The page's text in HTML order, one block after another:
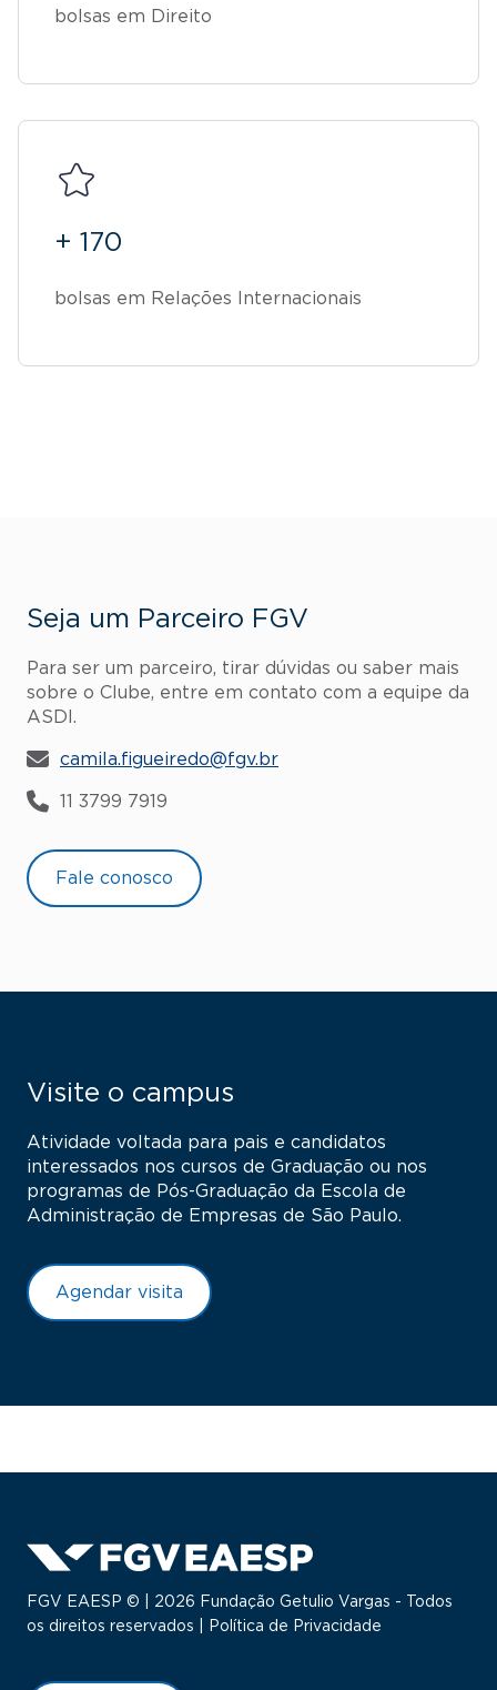
bolsas em Direito
+ 170
bolsas em Relações Internacionais
Seja um Parceiro FGV
Para ser um parceiro, tirar dúvidas ou saber mais
sobre o Clube, entre em contato com a equipe da
ASDI.
camila.figueiredo@fgv.br
11 3799 7919
Fale conosco
Visite o campus
Atividade voltada para pais e candidatos
interessados nos cursos de Graduação ou nos
programas de Pós-Graduação da Escola de
Administração de Empresas de São Paulo.
Agendar visita
FGV EAESP © | 2026 Fundação Getulio Vargas - Todos
os direitos reservados |
Política de Privacidade